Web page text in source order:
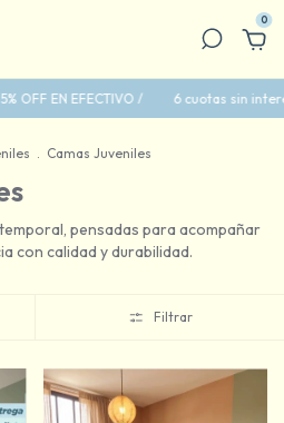
0
EFECTIVO / 6 cuotas sin interés con
. Camas Juveniles
pensadas para acompañar
con calidad y durabilidad.
Filtrar